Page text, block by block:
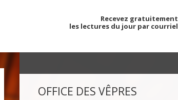
Recevez gratuitement
les lectures du jour par courriel
OFFICE DES VÊPRES